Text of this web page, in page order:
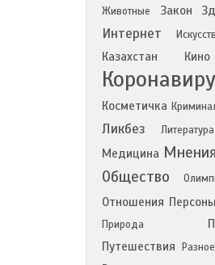
Животные
Закон
Интернет
Казахстан Кино
Косметичка
Ликбез
Литература
Медицина Мнения
Общество
Отношения Персоны
Природа
Путешествия
Разное